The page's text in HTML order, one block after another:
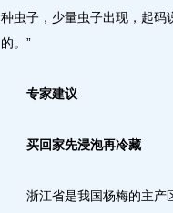
种虫子，少量虫子出现，起码
的。”
专家建议
买回家先浸泡再冷藏
浙江省是我国杨梅的主产区